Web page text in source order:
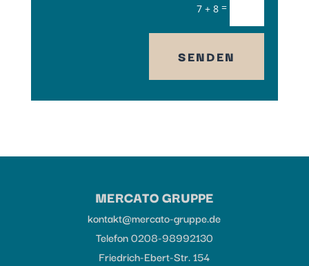
7 + 8 =
SENDEN
MERCATO GRUPPE
kontakt@mercato-gruppe.de
Telefon 0208-98992130
Friedrich-Ebert-Str. 154